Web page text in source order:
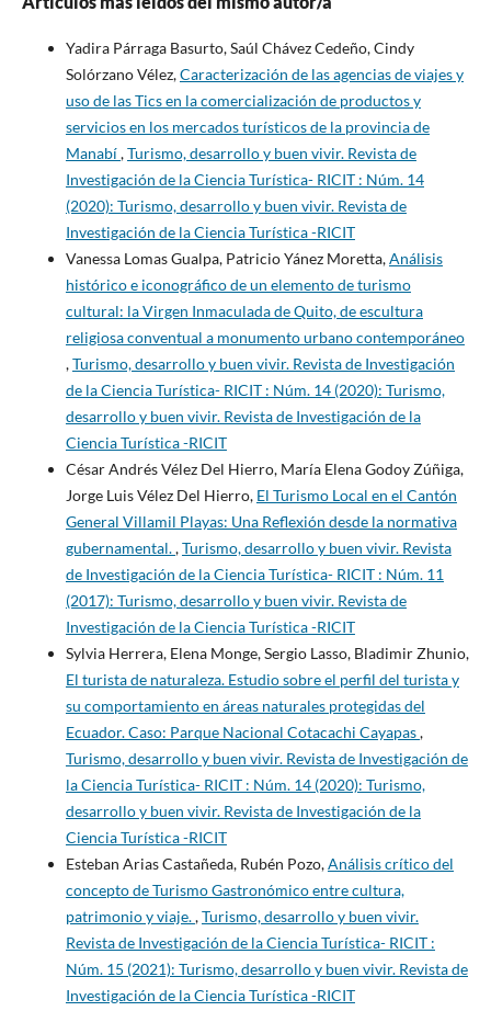
Yadira Párraga Basurto, Saúl Chávez Cedeño, Cindy
Solórzano Vélez,Caracterización de las agencias de viajes y
uso de las Tics en la comercialización de productos y
servicios en los mercados turísticos de la provincia de
Manabí,Turismo, desarrollo y buen vivir. Revista de
Investigación de la Ciencia Turística- RICIT : Núm. 14
(2020): Turismo, desarrollo y buen vivir. Revista de
Investigación de la Ciencia Turística -RICIT
Vanessa Lomas Gualpa, Patricio Yánez Moretta,Análisis
histórico e iconográfico de un elemento de turismo
cultural: la Virgen Inmaculada de Quito, de escultura
religiosa conventual a monumento urbano contemporáneo
,Turismo, desarrollo y buen vivir. Revista de Investigación
de la Ciencia Turística- RICIT : Núm. 14 (2020): Turismo,
desarrollo y buen vivir. Revista de Investigación de la
Ciencia Turística -RICIT
César Andrés Vélez Del Hierro, María Elena Godoy Zúñiga,
Jorge Luis Vélez Del Hierro, El Turismo Local en el Cantón
General Villamil Playas: Una Reflexión desde la normativa
gubernamental.,Turismo, desarrollo y buen vivir. Revista
de Investigación de la Ciencia Turística- RICIT : Núm. 11
(2017): Turismo, desarrollo y buen vivir. Revista de
Investigación de la Ciencia Turística -RICIT
Sylvia Herrera, Elena Monge, Sergio Lasso, Bladimir Zhunio,
El turista de naturaleza. Estudio sobre el perfil del turista y
su comportamiento en áreas naturales protegidas del
Ecuador. Caso: Parque Nacional Cotacachi Cayapas,
Turismo, desarrollo y buen vivir. Revista de Investigación de
la Ciencia Turística- RICIT : Núm. 14 (2020): Turismo,
desarrollo y buen vivir. Revista de Investigación de la
Ciencia Turística -RICIT
Esteban Arias Castañeda, Rubén Pozo,Análisis crítico del
concepto de Turismo Gastronómico entre cultura,
patrimonio y viaje.,Turismo, desarrollo y buen vivir.
Revista de Investigación de la Ciencia Turística- RICIT :
Núm. 15 (2021): Turismo, desarrollo y buen vivir. Revista de
Investigación de la Ciencia Turística -RICIT